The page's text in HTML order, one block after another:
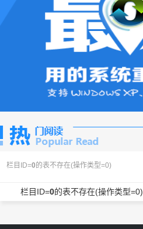
栏目ID=0的表不存在(操作类型=0)
栏目ID=0的表不存在(操作类型=0)